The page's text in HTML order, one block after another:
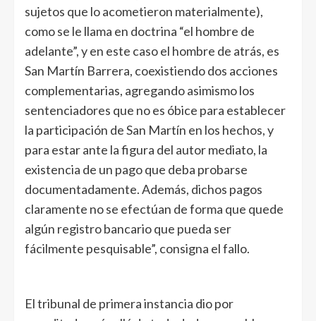
sujetos que lo acometieron materialmente),
como se le llama en doctrina “el hombre de
adelante”, y en este caso el hombre de atrás, es
San Martín Barrera, coexistiendo dos acciones
complementarias, agregando asimismo los
sentenciadores que no es óbice para establecer
la participación de San Martín en los hechos, y
para estar ante la figura del autor mediato, la
existencia de un pago que deba probarse
documentadamente. Además, dichos pagos
claramente no se efectúan de forma que quede
algún registro bancario que pueda ser
fácilmente pesquisable”, consigna el fallo.
El tribunal de primera instancia dio por